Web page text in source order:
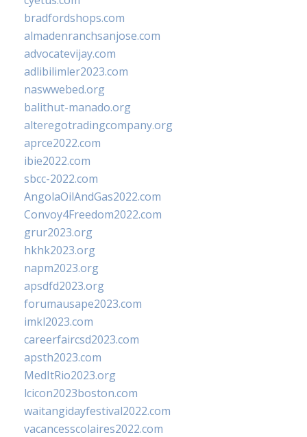
bradfordshops.com
almadenranchsanjose.com
advocatevijay.com
adlibilimler2023.com
naswwebed.org
balithut-manado.org
alteregotradingcompany.org
aprce2022.com
ibie2022.com
sbcc-2022.com
AngolaOilAndGas2022.com
Convoy4Freedom2022.com
grur2023.org
hkhk2023.org
napm2023.org
apsdfd2023.org
forumausape2023.com
imkl2023.com
careerfaircsd2023.com
apsth2023.com
MedItRio2023.org
lcicon2023boston.com
waitangidayfestival2022.com
vacancesscolaires2022.com